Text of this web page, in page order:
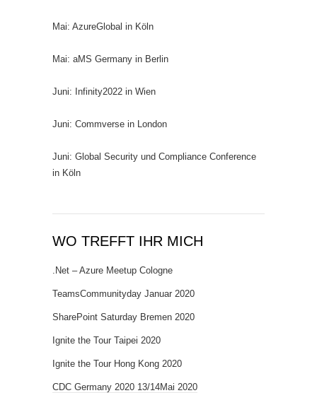
Mai: AzureGlobal in Köln
Mai: aMS Germany in Berlin
Juni: Infinity2022 in Wien
Juni: Commverse in London
Juni: Global Security und Compliance Conference
in Köln
WO TREFFT IHR MICH
.Net – Azure Meetup Cologne
TeamsCommunityday Januar 2020
SharePoint Saturday Bremen 2020
Ignite the Tour Taipei 2020
Ignite the Tour Hong Kong 2020
CDC Germany 2020 13/14Mai 2020